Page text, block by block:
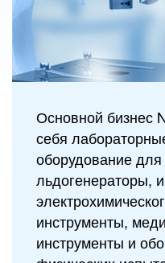
Основной бизнес
себя
оборудование для
льдогенераторы,
инструменты,
инструменты и